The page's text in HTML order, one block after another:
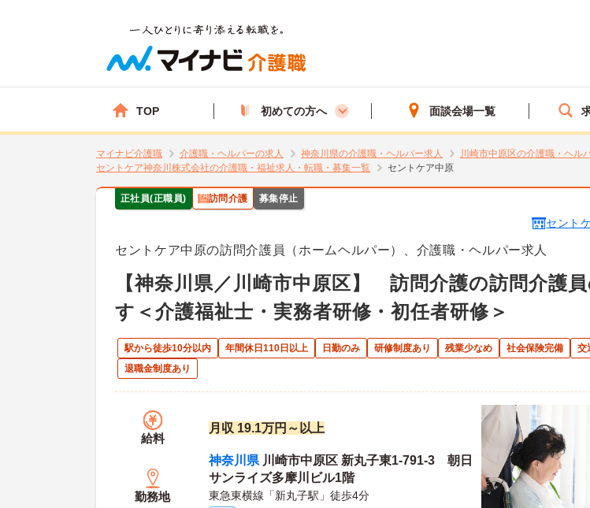
TOP 初めての方へ 面談会場一覧
マイナビ介護職 介護職・ヘルパーの求人 神奈川県の介護職・ヘルパー求人
川崎市中原区の介護職・ヘル
セントケア神奈川株式会社の介護職・福祉求人・転職・募集一覧
セントケア中原
正社員(正職員) 訪問介護 募集停止
セント
セントケア中原の訪問介護員（ホームヘルパー）、介護職・ヘルパー求人
【神奈川県／川崎市中原区】 訪問介護の訪問介護
す＜介護福祉士・実務者研修・初任者研修＞
駅から徒歩10分以内 年間休日110日以上 日勤のみ 研修制度あり 残業少なめ 社会保険完備
交
退職金制度あり
給料
月収 19.1万円～以上
勤務地
神奈川県 川崎市中原区 新丸子東1-791-3 朝日
サンライズ多摩川ビル1階
東急東横線「新丸子駅」徒歩4分